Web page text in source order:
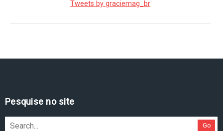
Tweets by graciemag_br
Pesquise no site
Go